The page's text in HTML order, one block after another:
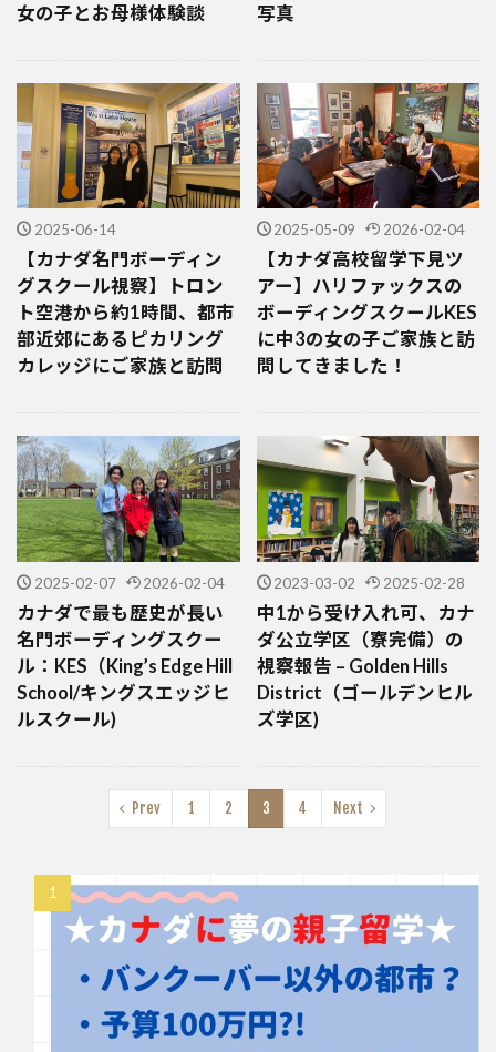
女の子とお母様体験談
写真
2025-06-14
【カナダ名門ボーディン
グスクール視察】トロン
ト空港から約1時間、都市
部近郊にあるピカリング
カレッジにご家族と訪問
2025-05-09 2026-02-04
【カナダ高校留学下見ツ
アー】ハリファックスの
ボーディングスクールKES
に中3の女の子ご家族と訪
問してきました！
2025-02-07 2026-02-04
カナダで最も歴史が長い
名門ボーディングスクー
ル：KES（King’s Edge Hill
School/キングスエッジヒ
ルスクール)
2023-03-02 2025-02-28
中1から受け入れ可、カナ
ダ公立学区（寮完備）の
視察報告 – Golden Hills
District（ゴールデンヒル
ズ学区)
Prev 1 2 3 4 Next